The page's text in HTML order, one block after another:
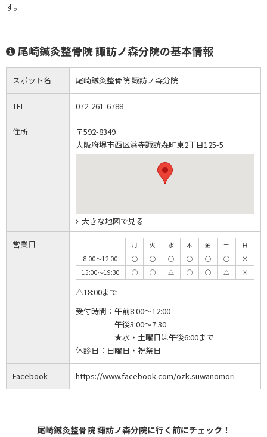
す。
尾崎鍼灸整骨院 諏訪ノ森分院の基本情報
スポット名 尾崎鍼灸整骨院 諏訪ノ森分院
TEL 072-261-6788
住所
〒592-8349
大阪府堺市西区浜寺諏訪森町東2丁目125-5
大きな地図で見る
営業日 月 火 水 木 金 土
日
8:00～12:00
◯ ◯ ◯ ◯ ◯ ◯
×
15:00～19:30
◯ ◯ △ ◯ ◯ △ ×
△18:00まで
受付時間： 午前8:00～12:00
午後3:00～7:30
★水・土曜日は午後6:00まで
休診日： 日曜日・祝祭日
Facebook https://www.facebook.com/ozk.suwanomori
尾崎鍼灸整骨院 諏訪ノ森分院に行く前にチェック！